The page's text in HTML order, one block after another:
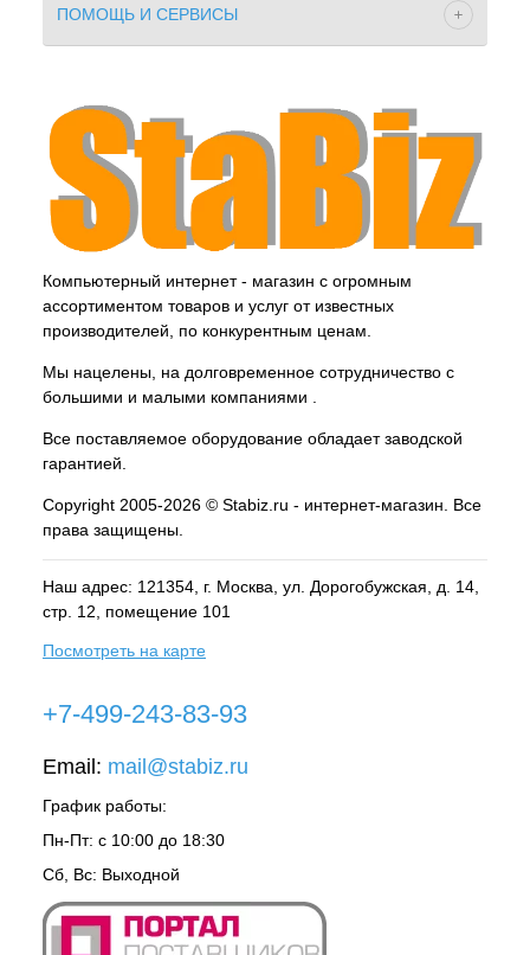
ПОМОЩЬ И СЕРВИСЫ
Компьютерный интернет - магазин с огромным
ассортиментом товаров и услуг от известных
производителей, по конкурентным ценам.
Мы нацелены, на долговременное сотрудничество с
большими и малыми компаниями .
Все поставляемое оборудование обладает заводской
гарантией.
Copyright 2005-2026 © Stabiz.ru - интернет-магазин. Все
права защищены.
Наш адрес: 121354, г. Москва , ул. Дорогобужская, д. 14,
стр. 12, помещение 101
Посмотреть на карте
+7-499-243-83-93
Email: mail@stabiz.ru
График работы:
Пн-Пт: с 10:00 до 18:30
Сб, Вс: Выходной